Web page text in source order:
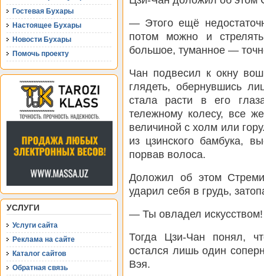
Гостевая Бухары
Настоящее Бухары
Новости Бухары
Помочь проекту
УСЛУГИ
Услуги сайта
Реклама на сайте
Каталог сайтов
Обратная связь
— Этого ещё
потом можно и
большое, туманное —
Чан подвесил к окну
глядеть, обернувшись
стала расти в его
тележному колесу, все
величиной с холм или
из цзинского бамбука,
порвав волоса.
Доложил об этом
ударил себя в грудь,
— Ты овладел искусством!
Тогда Цзи-Чан понял,
остался лишь один
Вэя.